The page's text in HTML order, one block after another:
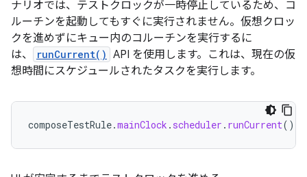
ナリオでは、テストクロックが一時停止しているため、コ
ルーチンを起動してもすぐに実行されません。仮想クロッ
クを進めずにキュー内のコルーチンを実行するに
は、
runCurrent() API を使用します。これは、現在の仮
想時間にスケジュールされたタスクを実行します。
composeTestRule.mainClock . scheduler . runCurrent()